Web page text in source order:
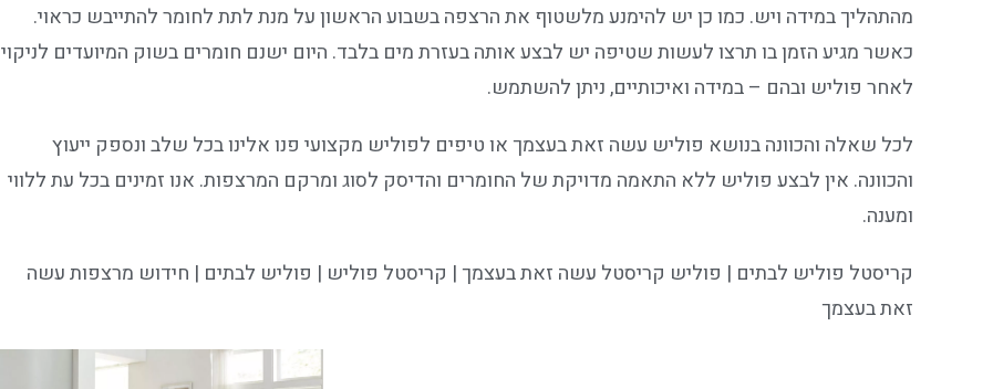
מהתהליך במידה ויש. כמו כן יש להימנע מלשטוף את הרצפה בשבוע הראשון על מנת לתת לחומר להתייבש כראוי.
כאשר מגיע הזמן בו תרצו לעשות שטיפה יש לבצע אותה בעזרת מים בלבד. היום ישנם חומרים בשוק המיועדים לניקוי
לאחר פוליש ובהם – במידה ואיכותיים, ניתן להשתמש.
לכל שאלה והכוונה בנושא פוליש עשה זאת בעצמך או טיפים לפוליש מקצועי פנו אלינו בכל שלב ונספק ייעוץ
והכוונה. אין לבצע פוליש ללא התאמה מדויקת של החומרים והדיסק לסוג ומרקם המרצפות. אנו זמינים בכל עת ללווי
ומענה.
קריסטל פוליש לבתים | פוליש קריסטל עשה זאת בעצמך | קריסטל פוליש | פוליש לבתים | חידוש מרצפות עשה
זאת בעצמך